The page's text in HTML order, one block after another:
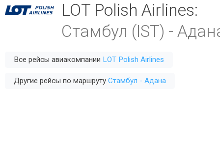
LOT Polish Airlines:
Стамбул (IST) -
Все рейсы авиакомпании LOT Polish Airlines
Другие рейсы по маршруту Стамбул - Адана